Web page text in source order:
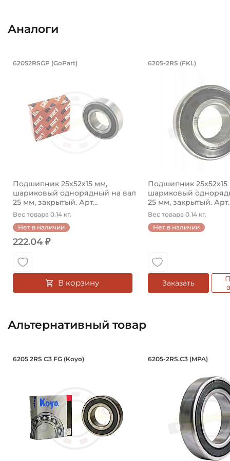
Аналоги
Подшипник 25х52х15 мм,
62052RSGP (GoPart)
Подшипник 25х52х15 мм,
шариковый однорядный на вал
25 мм, закрытый. Арт...
Вес товара 0.14 кг.
Нет в наличии
222.04 ₽
В корзину
Подшипник
6205-2RS (FKL)
Подшипник
шариковый
25 мм, закрытый.
Вес товара 0.14 кг.
Нет в наличии
Заказать
Альтернативный товар
Подшипник 25х52х15 мм,
6205 2RS C3 FG (Koyo) Подшипник
6205-2RS.C3 (MPA)